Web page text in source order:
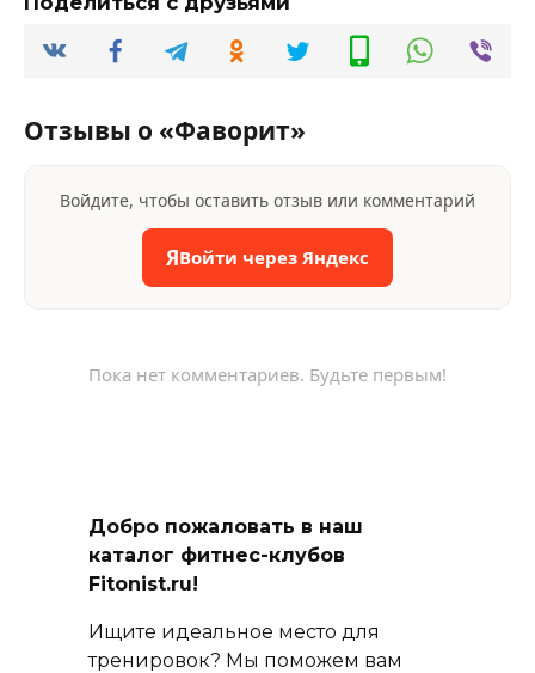
Отзывы о «Фаворит»
Войдите, чтобы оставить отзыв или комментарий
ЯВойти через Яндекс
Пока нет комментариев. Будьте первым!
Добро пожаловать в наш
каталог фитнес-клубов
Fitonist.ru!
Ищите идеальное место для
тренировок? Мы поможем вам